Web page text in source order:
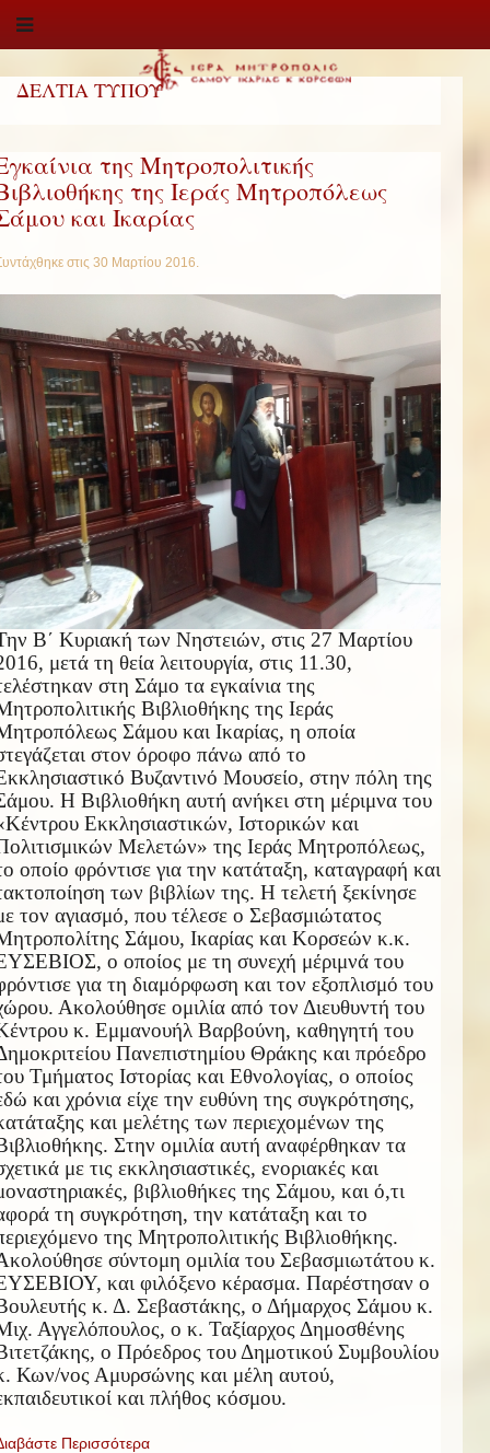
ΔΕΛΤΙΑ ΤΥΠΟΥ
της Μητροπολιτικής
της Ιεράς Μητροπόλεως
και Ικαρίας
στις 30 Μαρτίου 2016.
Β΄ Κυριακή των Νηστειών, στις 27 Μαρτίου
μετά τη θεία λειτουργία, στις 11.30,
στη Σάμο τα εγκαίνια της
Βιβλιοθήκης της Ιεράς
Σάμου και Ικαρίας, η οποία
στον όροφο πάνω από το
Βυζαντινό Μουσείο, στην πόλη της
Η Βιβλιοθήκη αυτή ανήκει στη μέριμνα του
Εκκλησιαστικών, Ιστορικών και
Μελετών» της Ιεράς Μητροπόλεως,
οποίο φρόντισε για την κατάταξη, καταγραφή και
των βιβλίων της. Η τελετή ξεκίνησε
τον αγιασμό, που τέλεσε ο Σεβασμιώτατος
Σάμου, Ικαρίας και Κορσεών κ.κ.
ο οποίος με τη συνεχή μέριμνά του
για τη διαμόρφωση και τον εξοπλισμό του
Ακολούθησε ομιλία από τον Διευθυντή του
κ. Εμμανουήλ Βαρβούνη, καθηγητή του
Πανεπιστημίου Θράκης και πρόεδρο
Τμήματος Ιστορίας και Εθνολογίας, ο οποίος
και χρόνια είχε την ευθύνη της συγκρότησης,
και μελέτης των περιεχομένων της
Στην ομιλία αυτή αναφέρθηκαν τα
με τις εκκλησιαστικές, ενοριακές και
βιβλιοθήκες της Σάμου, και ό,τι
τη συγκρότηση, την κατάταξη και το
της Μητροπολιτικής Βιβλιοθήκης.
σύντομη ομιλία του Σεβασμιωτάτου κ.
και φιλόξενο κέρασμα. Παρέστησαν ο
κ. Δ. Σεβαστάκης, ο Δήμαρχος Σάμου κ.
Αγγελόπουλος, ο κ. Ταξίαρχος Δημοσθένης
ο Πρόεδρος του Δημοτικού Συμβουλίου
Κων/νος Αμυρσώνης και μέλη αυτού,
και πλήθος κόσμου.
Περισσότερα